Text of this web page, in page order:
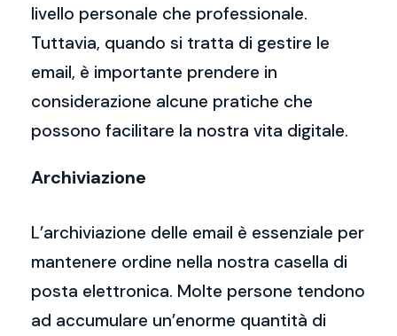
livello personale che professionale.
Tuttavia, quando si tratta di gestire le
email, è importante prendere in
considerazione alcune pratiche che
possono facilitare la nostra vita digitale.
Archiviazione
L’archiviazione delle email è essenziale per
mantenere ordine nella nostra casella di
posta elettronica. Molte persone tendono
ad accumulare un’enorme quantità di